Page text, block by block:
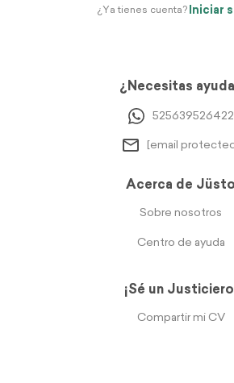
¿Ya tienes cuenta? Iniciar
¿Necesitas
525639526422
[email
Acerca de Jüsto
Sobre nosotros
Centro de ayuda
¡Sé un
Compartir mi CV